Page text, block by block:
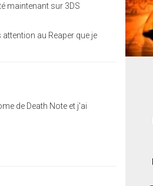
maintenant sur 3DS
au Reaper que je
de Death Note et j'ai